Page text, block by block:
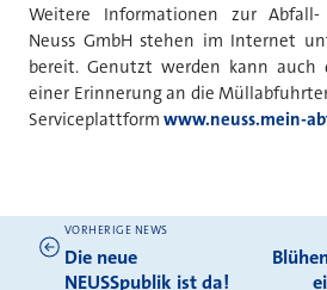
Weitere Informationen zur
Neuss GmbH stehen im Internet
bereit. Genutzt werden kann auch
einer Erinnerung an die
Serviceplattform www.neuss.mein-
Weitere News
VORHERIGE NEWS
Die neue
NEUSSpublik ist da!